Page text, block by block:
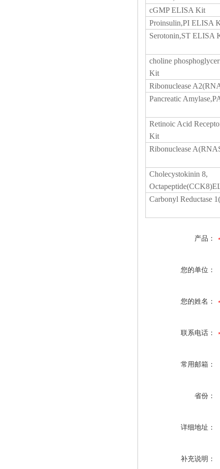
cGMP ELISA Kit
Proinsulin,PI ELISA
Serotonin,ST ELISA
choline
Kit
Ribonuclease
Pancreatic
Retinoic Acid
Kit
Ribonuclease
Cholecystokinin 8,
Carbonyl Reductase
产品：
您的单位：
您的姓名：
联系电话：
常用邮箱：
省份：
详细地址：
补充说明：